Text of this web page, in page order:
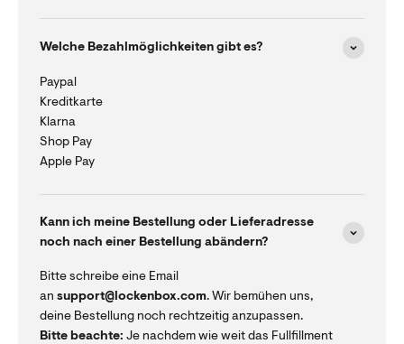
Welche Bezahlmöglichkeiten gibt es?
Paypal
Kreditkarte
Klarna
Shop Pay
Apple Pay
Kann ich meine Bestellung oder Lieferadresse
noch nach einer Bestellung abändern?
Bitte schreibe eine Email
an support@lockenbox.com. Wir bemühen uns,
deine Bestellung noch rechtzeitig anzupassen.
Bitte beachte: Je nachdem wie weit das Fullfillment